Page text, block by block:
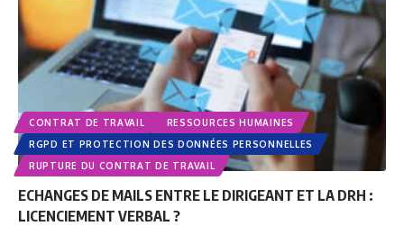
CONTRAT DE TRAVAIL
RESSOURCES HUMAINES
RGPD ET PROTECTION DES DONNÉES PERSONNELLES
RUPTURE DU CONTRAT DE TRAVAIL
ECHANGES DE MAILS ENTRE LE DIRIGEANT ET LA DRH :
LICENCIEMENT VERBAL ?